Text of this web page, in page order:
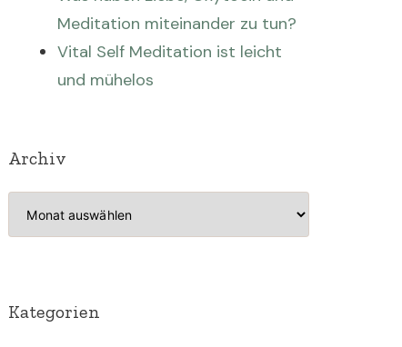
Meditation miteinander zu tun?
Vital Self Meditation ist leicht
und mühelos
Archiv
Archiv
Kategorien